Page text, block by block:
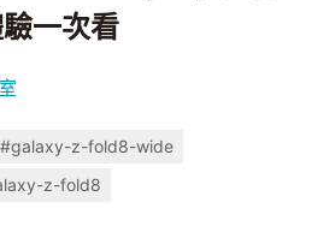
一次看
#galaxy-z-fold8-wide
z-fold8